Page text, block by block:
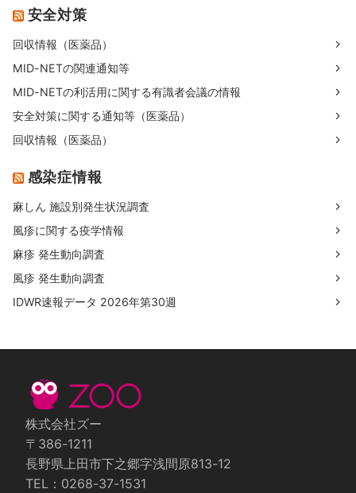
リ 安全対策
回収情報（医薬品）
MID-NETの関連通知等
MID-NETの利活用に関する有識者会議の情報
安全対策に関する通知等（医薬品）
回収情報（医薬品）
感染症情報
麻しん 施設別発生状況調査
風疹に関する疫学情報
麻疹 発生動向調査
風疹 発生動向調査
IDWR速報データ 2026年第30週
株式会社ズー
〒386-1211
長野県上田市下之郷字浅間原813-12
TEL：0268-37-1531